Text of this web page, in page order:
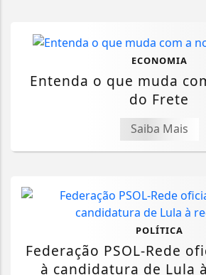
ECONOMIA
Entenda o que muda
do Frete
Saiba Mais
POLÍTICA
Federação PSOL-Rede
à candidatura de Lula